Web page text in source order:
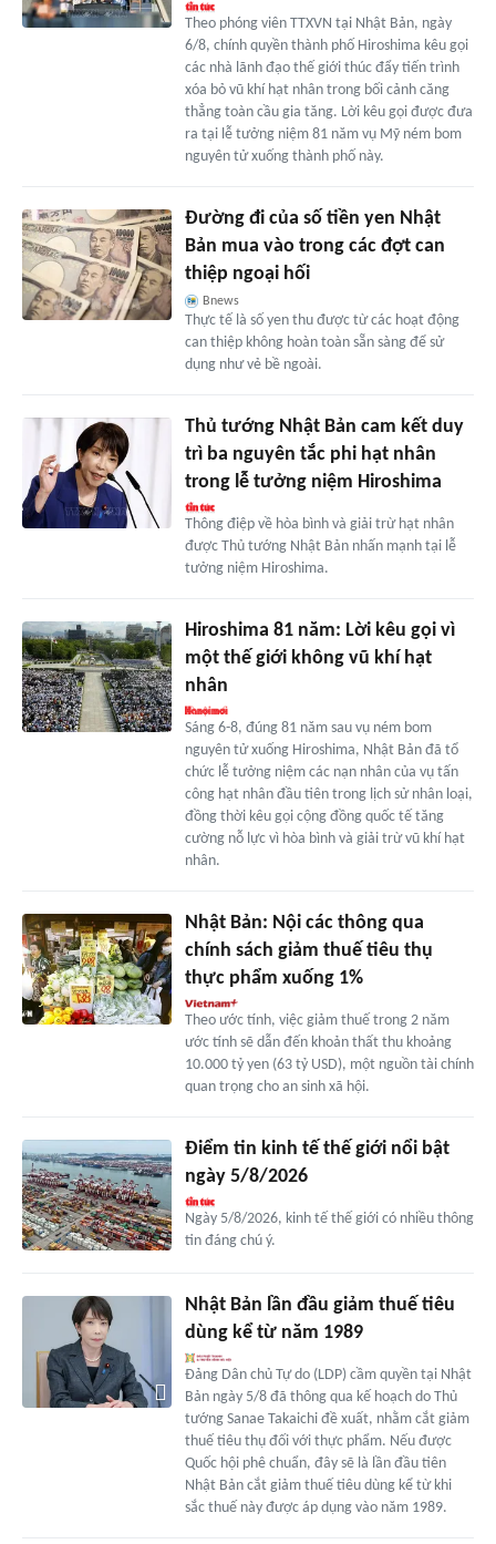
Theo phóng viên TTXVN tại Nhật Bản, ngày
6/8, chính quyền thành phố Hiroshima kêu gọi
các nhà lãnh đạo thế giới thúc đẩy tiến trình
xóa bỏ vũ khí hạt nhân trong bối cảnh căng
thẳng toàn cầu gia tăng. Lời kêu gọi được đưa
ra tại lễ tưởng niệm 81 năm vụ Mỹ ném bom
nguyên tử xuống thành phố này.
Đường đi của số tiền yen Nhật
Bản mua vào trong các đợt can
thiệp ngoại hối
Bnews
Thực tế là số yen thu được từ các hoạt động
can thiệp không hoàn toàn sẵn sàng để sử
dụng như vẻ bề ngoài.
Thủ tướng Nhật Bản cam kết duy
trì ba nguyên tắc phi hạt nhân
trong lễ tưởng niệm Hiroshima
Thông điệp về hòa bình và giải trừ hạt nhân
được Thủ tướng Nhật Bản nhấn mạnh tại lễ
tưởng niệm Hiroshima.
Hiroshima 81 năm: Lời kêu gọi vì
một thế giới không vũ khí hạt
nhân
Sáng 6-8, đúng 81 năm sau vụ ném bom
nguyên tử xuống Hiroshima, Nhật Bản đã tổ
chức lễ tưởng niệm các nạn nhân của vụ tấn
công hạt nhân đầu tiên trong lịch sử nhân loại,
đồng thời kêu gọi cộng đồng quốc tế tăng
cường nỗ lực vì hòa bình và giải trừ vũ khí hạt
nhân.
Nhật Bản: Nội các thông qua
chính sách giảm thuế tiêu thụ
thực phẩm xuống 1%
Theo ước tính, việc giảm thuế trong 2 năm
ước tính sẽ dẫn đến khoản thất thu khoảng
10.000 tỷ yen (63 tỷ USD), một nguồn tài chính
quan trọng cho an sinh xã hội.
Điểm tin kinh tế thế giới nổi bật
ngày 5/8/2026
Ngày 5/8/2026, kinh tế thế giới có nhiều thông
tin đáng chú ý.
Nhật Bản lần đầu giảm thuế tiêu
dùng kể từ năm 1989
Đảng Dân chủ Tự do (LDP) cầm quyền tại Nhật
Bản ngày 5/8 đã thông qua kế hoạch do Thủ
tướng Sanae Takaichi đề xuất, nhằm cắt giảm
thuế tiêu thụ đối với thực phẩm. Nếu được
Quốc hội phê chuẩn, đây sẽ là lần đầu tiên
Nhật Bản cắt giảm thuế tiêu dùng kể từ khi
sắc thuế này được áp dụng vào năm 1989.